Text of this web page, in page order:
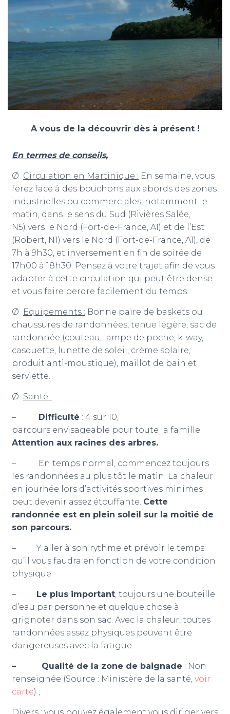
A vous de la découvrir dès à présent !
En termes de conseils,
Ø Circulation en Martinique : En semaine, vous
ferez face à des bouchons aux abords des zones
industrielles ou commerciales, notamment le
matin, dans le sens du Sud (Rivières Salée,
N5) vers le Nord (Fort-de-France, A1) et de l’Est
(Robert, N1) vers le Nord (Fort-de-France, A1), de
7h à 9h30, et inversement en fin de soirée de
17h00 à 18h30. Pensez à votre trajet afin de vous
adapter à cette circulation qui peut être dense
et vous faire perdre facilement du temps.
Ø Equipements : Bonne paire de baskets ou
chaussures de randonnées, tenue légère, sac de
randonnée (couteau, lampe de poche, k-way,
casquette, lunette de soleil, crème solaire,
produit anti-moustique), maillot de bain et
serviette.
Ø Santé :
– Difficulté : 4 sur 10,
parcours envisageable pour toute la famille.
Attention aux racines des arbres.
– En temps normal, commencez toujours
les randonnées au plus tôt le matin. La chaleur
en journée lors d’activités sportives minimes
peut devenir assez étouffante. Cette
randonnée est en plein soleil sur la moitié de
son parcours.
– Y aller à son rythme et prévoir le temps
qu’il vous faudra en fonction de votre condition
physique.
– Le plus important, toujours une bouteille
d’eau par personne et quelque chose à
grignoter dans son sac. Avec la chaleur, toutes
randonnées assez physiques peuvent être
dangereuses avec la fatigue.
– Qualité de la zone de baignade : Non
renseignée (Source : Ministère de la santé, voir
carte) ;